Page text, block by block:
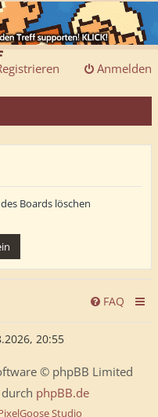
Anmelden
Boards löschen
FAQ
20:55
© phpBB Limited
phpBB.de
Studio